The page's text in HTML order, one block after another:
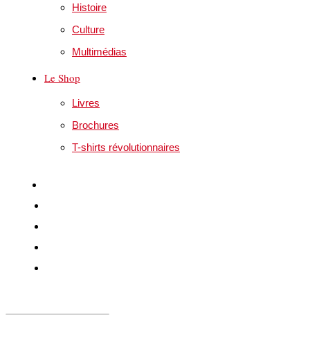
Histoire
Culture
Multimédias
Le Shop
Livres
Brochures
T-shirts révolutionnaires